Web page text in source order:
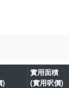
)
實用面積
(實用呎價)